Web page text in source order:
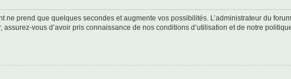
ne prend que quelques secondes et augmente vos possibilités. L’administrateur du
vous d’avoir pris connaissance de nos conditions d’utilisation et de notre